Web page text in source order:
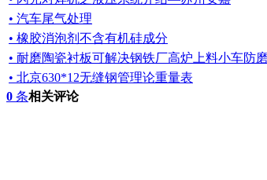
• 汽车尾气处理
• 橡胶消泡剂不含有机硅成分
• 耐磨陶瓷衬板可解决钢铁厂高炉上料小车防
• 北京630*12无缝钢管理论重量表
0 条相关评论